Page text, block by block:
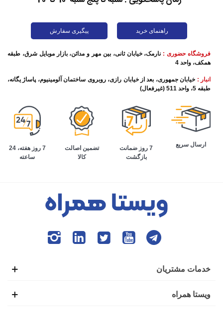
تاریخچه گوشی موبایل
این روزها برقراری تماس تلفنی به ساده‌ترین شکل ممکن اتفاق
می‌افتد. به طوری که افراد برای انجام تمام امور زندگی، وابستگی
همراه نیز همین موضوع بود تا افراد بتوانند در صورت نیاز،
این شرایط باعث شده بود تا گوشی‌های هوشمند اولیه با عنوان
راهنمای خرید پیگیری سفارش
فروشگاه حضوری : نارمک، خیابان ثانی، بین مهر و مدائن، بازار موبایل شرق، طبقه
همکف، واحد 4
انبار : خیابان جمهوری، بعد از خیابان رازی، روبروی ساختمان آلومینیوم، پاساژ یگانه،
طبقه 5، واحد 511 (غیرفعال)
ارسال سریع
7 روز ضمانت
بازگشت
تضمین اصالت
کالا
7 روز هفته، 24
ساعته
خدمات مشتریان
ویستا همراه